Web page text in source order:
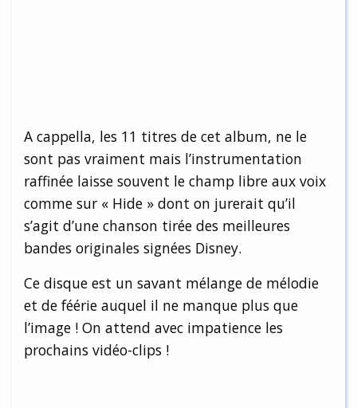
A cappella, les 11 titres de cet album, ne le
sont pas vraiment mais l’instrumentation
raffinée laisse souvent le champ libre aux voix
comme sur « Hide » dont on jurerait qu’il
s’agit d’une chanson tirée des meilleures
bandes originales signées Disney.
Ce disque est un savant mélange de mélodie
et de féérie auquel il ne manque plus que
l’image ! On attend avec impatience les
prochains vidéo-clips !